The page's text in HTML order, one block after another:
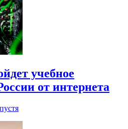
учебное
от интернета